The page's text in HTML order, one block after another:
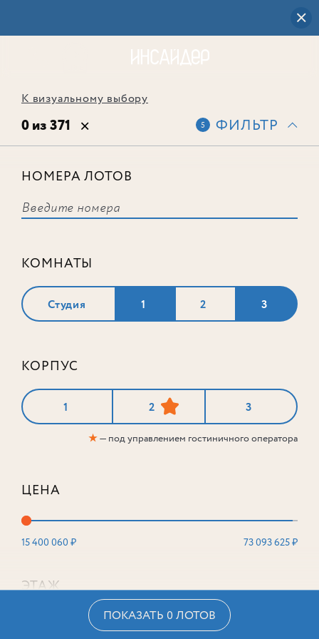
К визуальному выбору
0 из 371 5 ФИЛЬТР
НОМЕРА ЛОТОВ
КОМНАТЫ
Студия 1 2 3
КОРПУС
1 2 3
★— под управлением гостиничного оператора
ЦЕНА
15 400 060 ₽ 73 093 625 ₽
ЭТАЖ
ПОКАЗАТЬ 0 ЛОТОВ
соответствует ни одного лота